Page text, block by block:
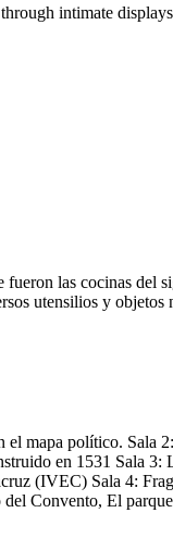
intimate
fueron las cocinas
utensilios y objetos
mapa político. Sala
en 1531 Sala 3:
(IVEC) Sala 4:
Convento, El